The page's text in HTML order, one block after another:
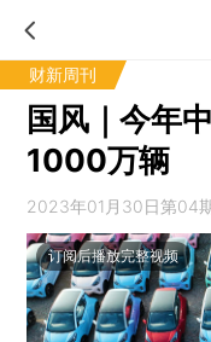
财新周刊
国风｜今年
1000万辆
2023年01月30日第04
订阅后播放完整视频